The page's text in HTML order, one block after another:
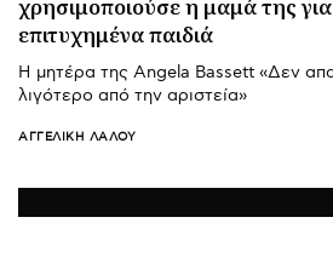
χρησιμοποιούσε η μαμά της
επιτυχημένα παιδιά
Η μητέρα της Angela Bassett «Δεν
λιγότερο από την αριστεία»
ΑΓΓΕΛΙΚΉ ΛΆΛΟΥ